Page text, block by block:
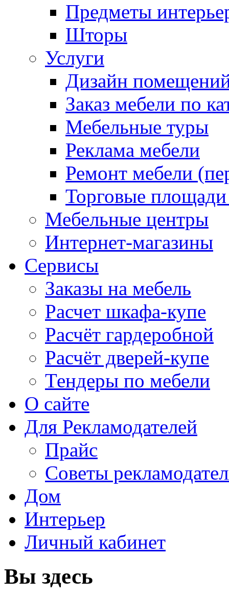
Предметы
Шторы
Услуги
Дизайн
Заказ мебели по
Мебельные туры
Реклама мебели
Ремонт мебели
Торговые
Мебельные центры
Интернет-магазины
Сервисы
Заказы на мебель
Расчет шкафа-купе
Расчёт гардеробной
Расчёт дверей-купе
Тендеры по мебели
О сайте
Для Рекламодателей
Прайс
Советы
Дом
Интерьер
Личный кабинет
Вы здесь